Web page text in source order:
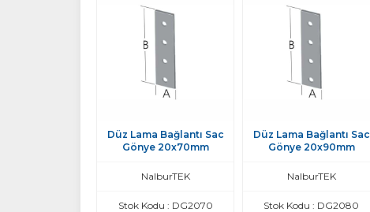
Düz Lama Bağlantı Sac
Gönye 20x70mm
NalburTEK
Stok Kodu : DG2070
Düz Lama Bağlantı Sac
Gönye 20x90mm
NalburTEK
Stok Kodu : DG2080